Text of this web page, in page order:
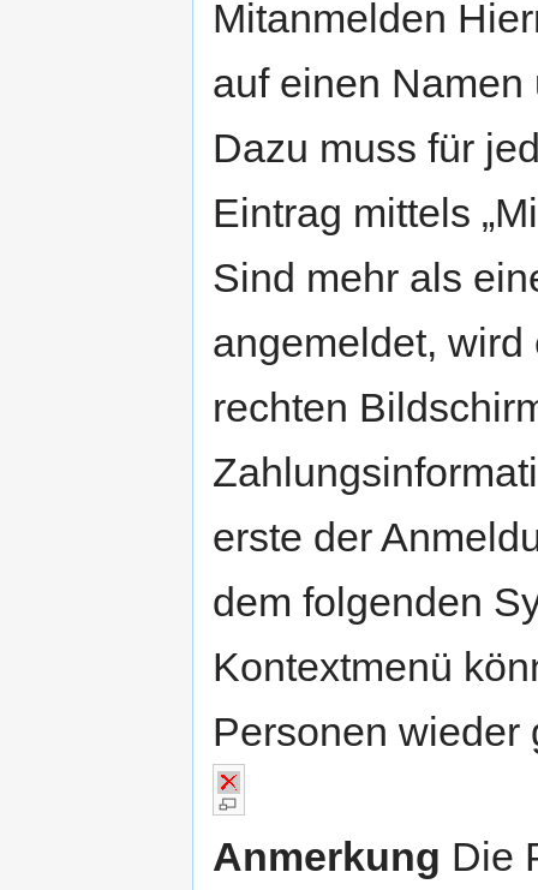
Mitanmelden
auf einen
Dazu muss für
Eintrag mittels
Sind mehr als
angemeldet,
rechten
erste der
dem folgenden
Kontextmenü
Personen wieder
Anmerkung Die